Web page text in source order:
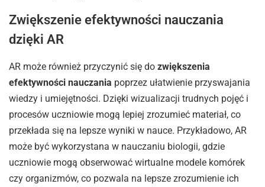
Zwiększenie efektywności nauczania
dzięki AR
AR może również przyczynić się do zwiększenia
efektywności nauczania poprzez ułatwienie przyswajania
wiedzy i umiejętności. Dzięki wizualizacji trudnych pojęć i
procesów uczniowie mogą lepiej zrozumieć materiał, co
przekłada się na lepsze wyniki w nauce. Przykładowo, AR
może być wykorzystana w nauczaniu biologii, gdzie
uczniowie mogą obserwować wirtualne modele komórek
czy organizmów, co pozwala na lepsze zrozumienie ich